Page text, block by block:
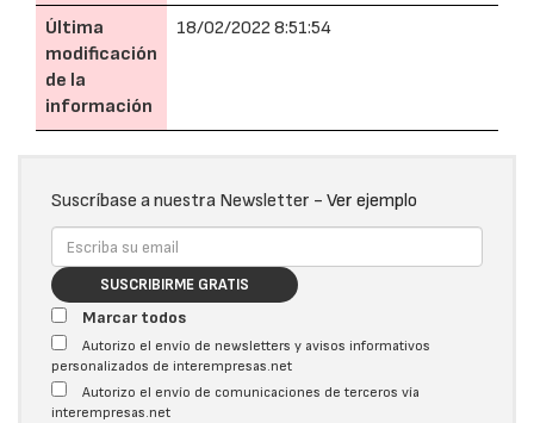
Última
modificación
de la
información
18/02/2022 8:51:54
Suscríbase a nuestra Newsletter - Ver ejemplo
SUSCRIBIRME GRATIS
Marcar todos
Autorizo el envío de newsletters y avisos informativos
personalizados de interempresas.net
Autorizo el envío de comunicaciones de terceros vía
interempresas.net